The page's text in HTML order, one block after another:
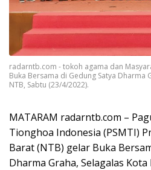
radarntb.com - tokoh agama dan
Buka Bersama di Gedung Satya Dharma
NTB, Sabtu (23/4/2022).
MATARAM radarntb.com –
Tionghoa Indonesia (PSMTI)
Barat (NTB) gelar Buka
Dharma Graha, Selagalas